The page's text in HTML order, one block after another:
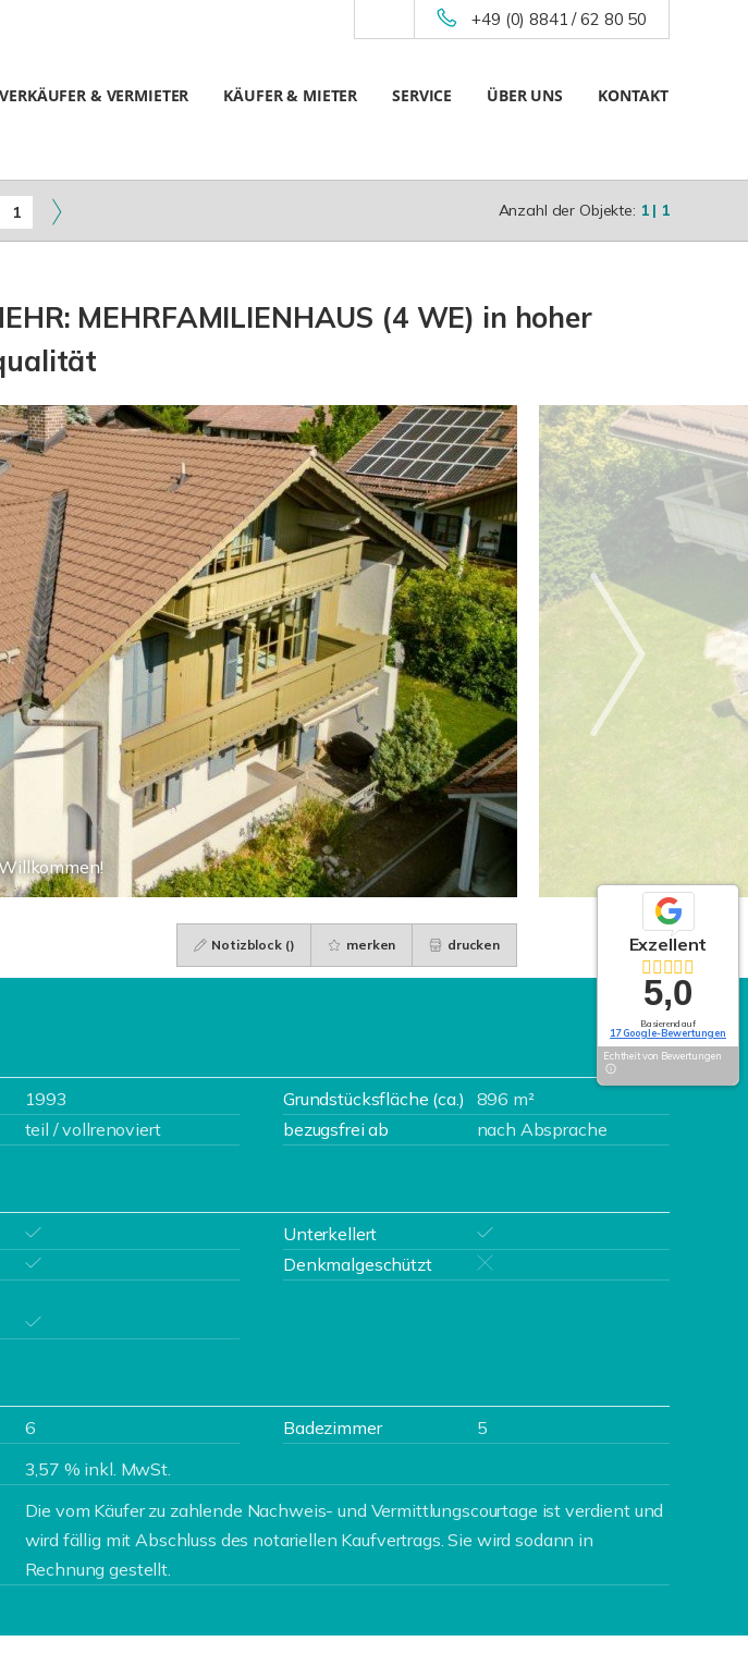
+49 (0) 8841 / 62 80 50
VERKÄUFER & VERMIETER KÄUFER & MIETER SERVICE ÜBER UNS KONTAKT
1 Anzahl der Objekte: 1 | 1
MEHRFAMILIENHAUS (4 WE) in hoher
Notizblock () merken drucken
1993 Grundstücksfläche (ca.)
896 m²
teil / vollrenoviert bezugsfrei ab nach Absprache
Unterkellert
Denkmalgeschützt
6 Badezimmer
5
3,57 % inkl. MwSt.
Die vom Käufer zu zahlende Nachweis- und Vermittlungscourtage ist verdient und
wird fällig mit Abschluss des notariellen Kaufvertrags. Sie wird sodann in
Rechnung gestellt.
Exzellent
5,0
Basierend auf
17 Google-Bewertungen
Echtheit von Bewertungen